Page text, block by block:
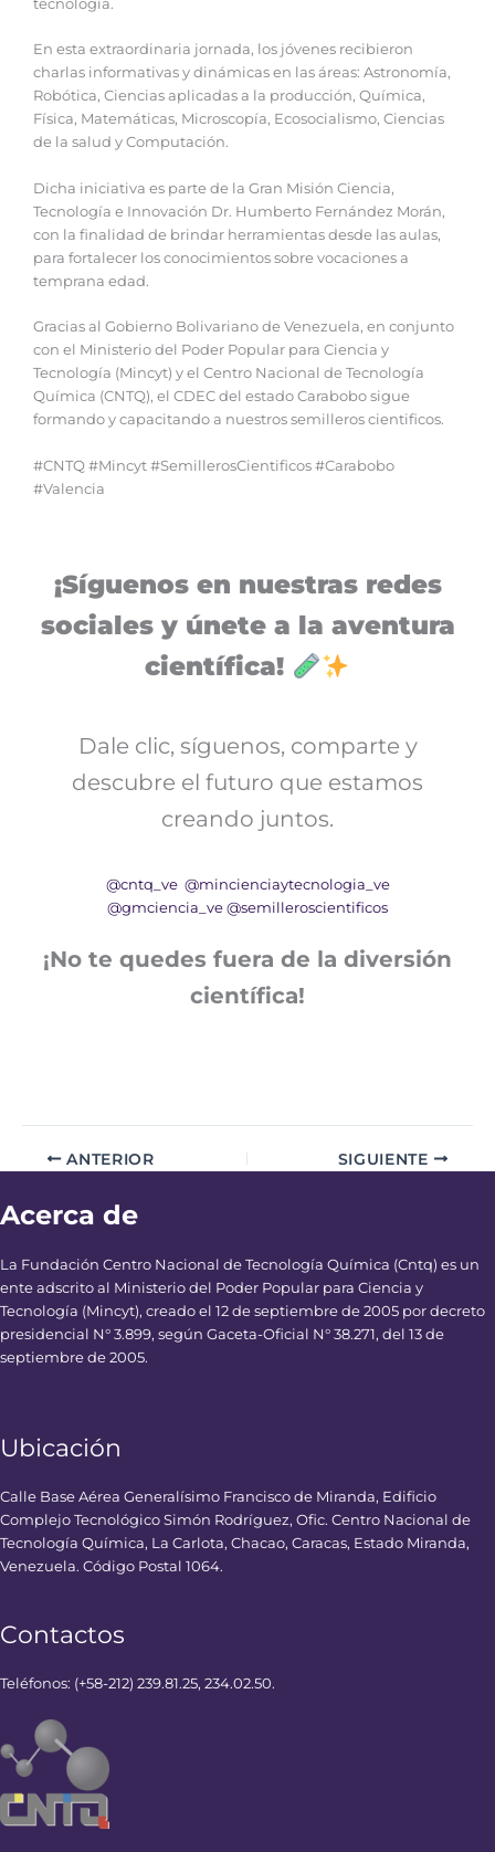
tecnología.
En esta extraordinaria jornada, los jóvenes recibieron
charlas informativas y dinámicas en las áreas: Astronomía,
Robótica, Ciencias aplicadas a la producción, Química,
Física, Matemáticas, Microscopía, Ecosocialismo, Ciencias
de la salud y Computación.
Dicha iniciativa es parte de la Gran Misión Ciencia,
Tecnología e Innovación Dr. Humberto Fernández Morán,
con la finalidad de brindar herramientas desde las aulas,
para fortalecer los conocimientos sobre vocaciones a
temprana edad.
Gracias al Gobierno Bolivariano de Venezuela, en conjunto
con el Ministerio del Poder Popular para Ciencia y
Tecnología (Mincyt) y el Centro Nacional de Tecnología
Química (CNTQ), el CDEC del estado Carabobo sigue
formando y capacitando a nuestros semilleros cientificos.
#CNTQ #Mincyt #SemillerosCientificos #Carabobo
#Valencia
¡Síguenos en nuestras redes
sociales y únete a la aventura
científica!
Dale clic, síguenos, comparte y
descubre el futuro que estamos
creando juntos.
@cntq_ve @mincienciaytecnologia_ve
@gmciencia_ve @semilleroscientificos
¡No te quedes fuera de la diversión
científica!
ANTERIOR SIGUIENTE
Acerca de
La Fundación Centro Nacional de Tecnología Química (Cntq) es un
ente adscrito al Ministerio del Poder Popular para Ciencia y
Tecnología (Mincyt), creado el 12 de septiembre de 2005 por decreto
presidencial N° 3.899, según Gaceta-Oficial N° 38.271, del 13 de
septiembre de 2005.
Ubicación
Calle Base Aérea Generalísimo Francisco de Miranda, Edificio
Complejo Tecnológico Simón Rodríguez, Ofic. Centro Nacional de
Tecnología Química, La Carlota, Chacao, Caracas, Estado Miranda,
Venezuela. Código Postal 1064.
Contactos
Teléfonos: (+58-212) 239.81.25, 234.02.50.